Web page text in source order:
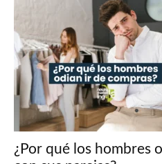
¿Por qué los hombres